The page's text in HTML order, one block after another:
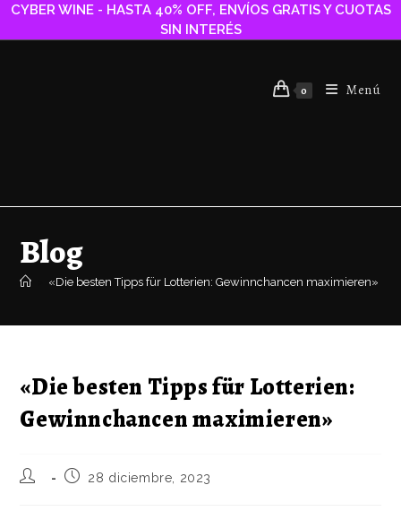
CYBER WINE - HASTA 40% OFF, ENVÍOS GRATIS Y CUOTAS
SIN INTERÉS
0 Menú
Blog
«Die besten Tipps für Lotterien: Gewinnchancen maximieren»
«Die besten Tipps für Lotterien:
Gewinnchancen maximieren»
28 diciembre, 2023